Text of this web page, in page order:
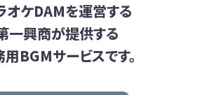
オケDAMを運営する
一興商が提供する
BGMサービスです。